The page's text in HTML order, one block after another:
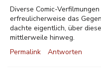
Diverse Comic-
erfreulicherweise das
dachte eigentlich, über
mittlerweile hinweg.
Permalink
Antworten